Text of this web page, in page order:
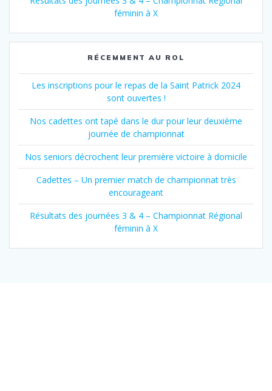
féminin à X
RÉCEMMENT AU ROL
Les inscriptions pour le repas de la Saint Patrick 2024
sont ouvertes !
Nos cadettes ont tapé dans le dur pour leur deuxième
journée de championnat
Nos seniors décrochent leur première victoire à domicile
Cadettes – Un premier match de championnat très
encourageant
Résultats des journées 3 & 4 – Championnat Régional
féminin à X